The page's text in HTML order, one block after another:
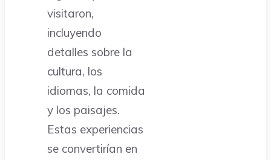
visitaron,
incluyendo
detalles sobre la
cultura, los
idiomas, la comida
y los paisajes.
Estas experiencias
se convertirían en